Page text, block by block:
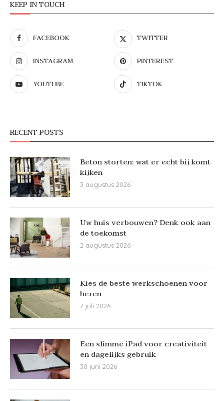
KEEP IN TOUCH
FACEBOOK TWITTER
INSTAGRAM PINTEREST
YOUTUBE TIKTOK
RECENT POSTS
Beton storten: wat er echt bij komt
kijken
3 augustus 2026
Uw huis verbouwen? Denk ook aan
de toekomst
2 augustus 2026
Kies de beste werkschoenen voor
heren
7 juli 2026
Een slimme iPad voor creativiteit
en dagelijks gebruik
30 juni 2026